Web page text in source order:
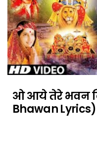
ओ आये तेरे भवन
Bhawan Lyrics)